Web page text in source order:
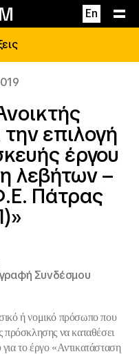
En
την επιλογή
έργου
λεβήτων –
Πάτρας
Συνδέσμου
ή νομικό πρόσωπο που
πρόσκλησης να καταθέσει
το έργο «Αντικατάσταση